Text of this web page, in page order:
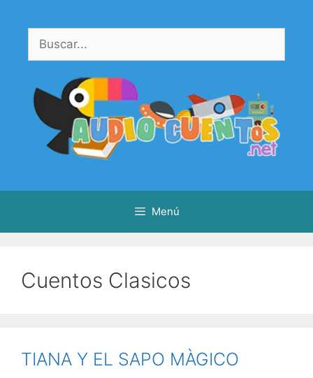
contenido
Buscar:
Menú
Cuentos Clasicos
TIANA Y EL SAPO MÀGICO